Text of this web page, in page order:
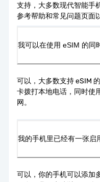
支持，大多数现代智能手
参考帮助和常见问题页面
我可以在使用 eSIM 的同
可以，大多数支持 eSIM
卡拨打本地电话，同时使
网。
我的手机里已经有一张启
可以，你的手机可以添加